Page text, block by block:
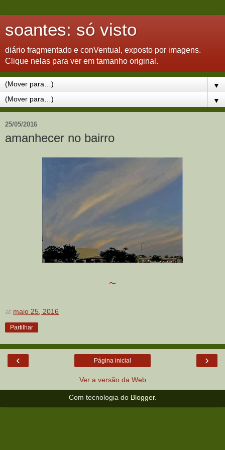
soantes: só visto
diário fragmentado e conVentual, exposto por imagens.
Clique nelas para ver em tamanho original.
▼
▼
25/05/2016
amanhecer no bairro
~
at maio 25, 2016
Partilhar
‹ ›
Página inicial
Ver a versão da Web
Com tecnologia do Blogger.